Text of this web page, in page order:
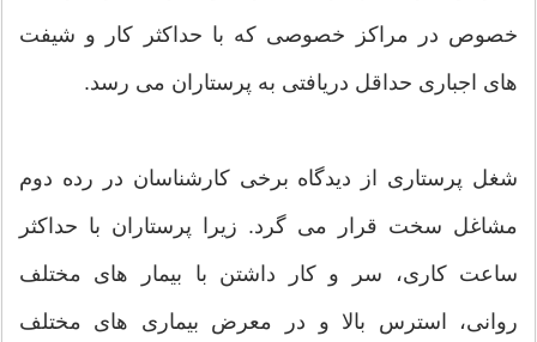
خصوص در مراکز خصوصی که با حداکثر کار و شیفت
های اجباری حداقل دریافتی به پرستاران می رسد.
شغل پرستاری از دیدگاه برخی کارشناسان در رده دوم
مشاغل سخت قرار می گرد. زیرا پرستاران با حداکثر
ساعت کاری، سر و کار داشتن با بیمار های مختلف
روانی، استرس بالا و در معرض بیماری های مختلف